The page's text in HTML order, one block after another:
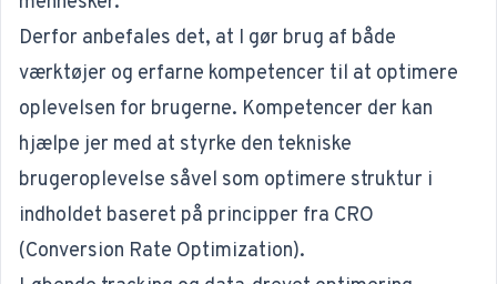
Derfor anbefales det, at I gør brug af både
værktøjer og erfarne kompetencer til at optimere
oplevelsen for brugerne. Kompetencer der kan
hjælpe jer med at styrke den tekniske
brugeroplevelse såvel som optimere struktur i
indholdet baseret på principper fra CRO
(Conversion Rate Optimization).